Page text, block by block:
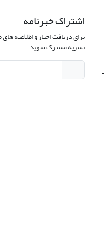
اشتراک خبرنامه
برای دریافت اخبار و اطلاعیه
نشریه مشترک شوید.